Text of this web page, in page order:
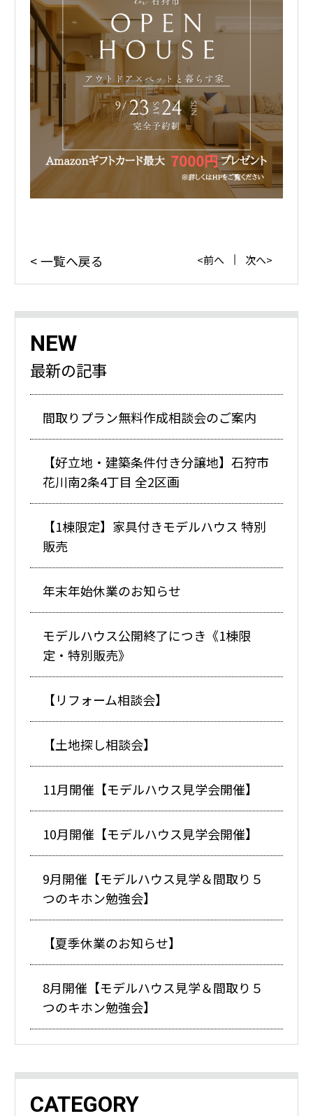
一覧へ戻る 前へ 次へ
NEW
最新の記事
間取りプラン無料作成相談会のご案内
【好立地・建築条件付き分譲地】石狩市
花川南2条4丁目 全2区画
【1棟限定】家具付きモデルハウス 特別
販売
年末年始休業のお知らせ
モデルハウス公開終了につき《1棟限
定・特別販売》
【リフォーム相談会】
【土地探し相談会】
11月開催【モデルハウス見学会開催】
10月開催【モデルハウス見学会開催】
9月開催【モデルハウス見学＆間取り５
つのキホン勉強会】
【夏季休業のお知らせ】
8月開催【モデルハウス見学＆間取り５
つのキホン勉強会】
CATEGORY